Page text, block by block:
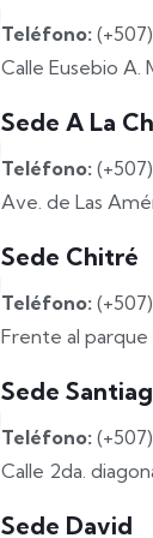
Teléfono:
Calle Eusebio A.
Sede A La
Teléfono:
Ave. de Las
Sede Chitré
Teléfono:
Frente al parque
Sede
Teléfono:
Calle 2da.
Sede David